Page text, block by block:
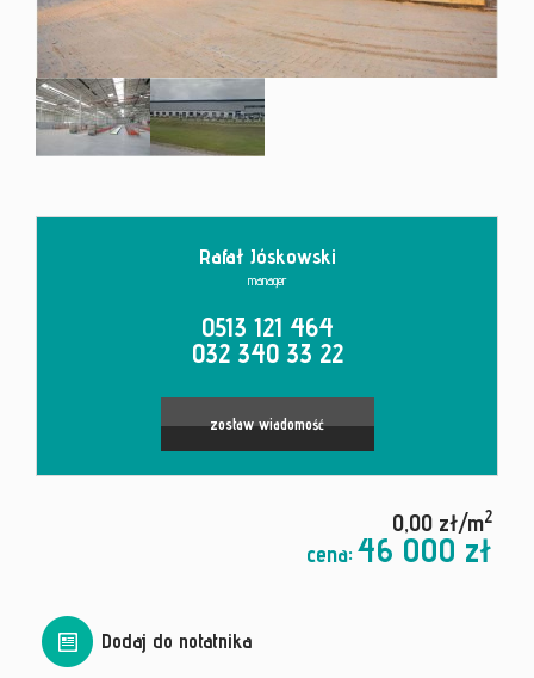
Kontakt
Rafał Jóskowski
manager
0513 121 464
032 340 33 22
zostaw wiadomość
0,00 zł/m2
cena: 46 000 zł
Dodaj do notatnika